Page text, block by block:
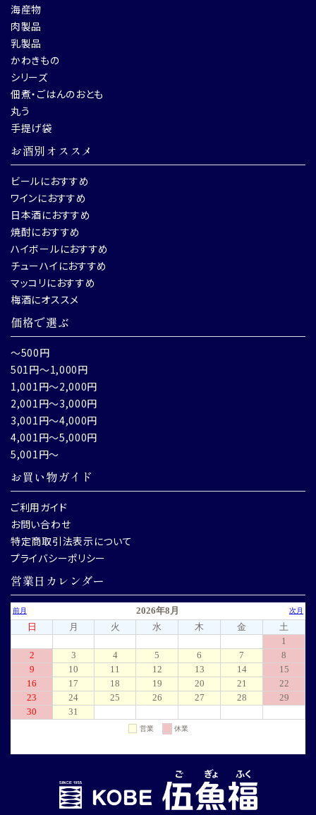
海産物
肉製品
乳製品
かわきもの
シリーズ
佃煮・ごはんのおとも
丸う
手提げ袋
お酒別オススメ
ビールにおすすめ
ワインにおすすめ
日本酒におすすめ
焼酎におすすめ
ハイボールにおすすめ
チューハイにおすすめ
マッコリにおすすめ
梅酒にオススメ
価格で選ぶ
～500円
501円～1,000円
1,001円～2,000円
2,001円～3,000円
3,001円～4,000円
4,001円～5,000円
5,001円～
お買い物ガイド
ご利用ガイド
お問い合わせ
特定商取引法表示について
プライバシーポリシー
営業日カレンダー